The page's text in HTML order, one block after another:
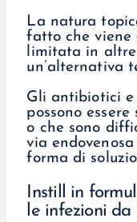
La natura
fatto che viene
limitata in
un’alternativa
Gli antibiotici
possono
o che sono
via
forma di
Instill in
le infezioni da